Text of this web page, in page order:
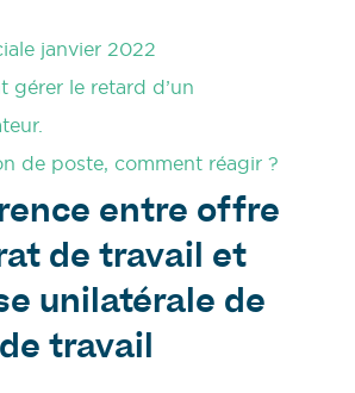
janvier 2022
gérer le retard d’un
de poste, comment réagir ?
entre offre
de travail et
unilatérale de
travail